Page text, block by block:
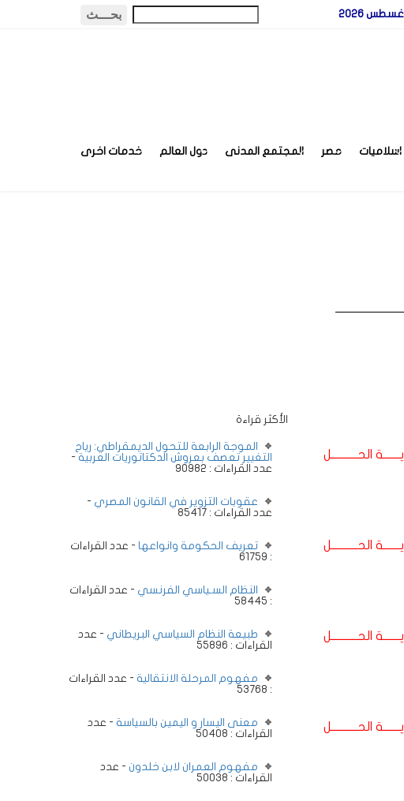
اسلاميات مصر المجتمع المدنى دول العالم خدمات اخرى
ايـــــــة الحـــــــــــل
ايـــــــة الحـــــــــــل
ايـــــــة الحـــــــــــل
ايـــــــة الحـــــــــــل
الأكثر قراءة
الموجة الرابعة للتحول الديمقراطي: رياح
التغيير تعصف بعروش الدكتاتوريات العربية -
عدد القراءات : 90982
عقوبات التزوير في القانون المصري -
عدد القراءات : 85417
تعريف الحكومة وانواعها - عدد القراءات
: 61759
النظام السـياسي الفرنسي - عدد القراءات
: 58445
طبيعة النظام السياسي البريطاني - عدد
القراءات : 55896
مفهوم المرحلة الانتقالية - عدد القراءات
: 53768
معنى اليسار و اليمين بالسياسة - عدد
القراءات : 50408
مفهوم العمران لابن خلدون - عدد
القراءات : 50038